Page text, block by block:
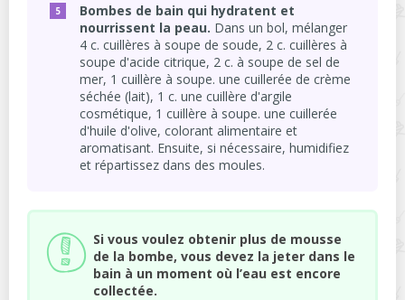
Bombes de bain qui hydratent et
nourrissent la peau. Dans un bol, mélanger
4 c. cuillères à soupe de soude, 2 c. cuillères à
soupe d'acide citrique, 2 c. à soupe de sel de
mer, 1 cuillère à soupe. une cuillerée de crème
séchée (lait), 1 c. une cuillère d'argile
cosmétique, 1 cuillère à soupe. une cuillerée
d'huile d'olive, colorant alimentaire et
aromatisant. Ensuite, si nécessaire, humidifiez
et répartissez dans des moules.
Si vous voulez obtenir plus de mousse
de la bombe, vous devez la jeter dans le
bain à un moment où l’eau est encore
collectée.